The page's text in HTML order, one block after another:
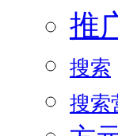
推
搜索
搜索